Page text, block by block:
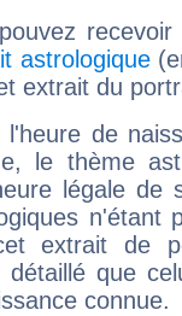
astrologique
extrait du
l'heure de
le thème
légale de
n'étant
extrait de
détaillé que
connue.